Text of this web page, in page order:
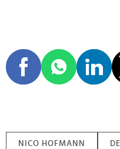
NICO HOFMANN